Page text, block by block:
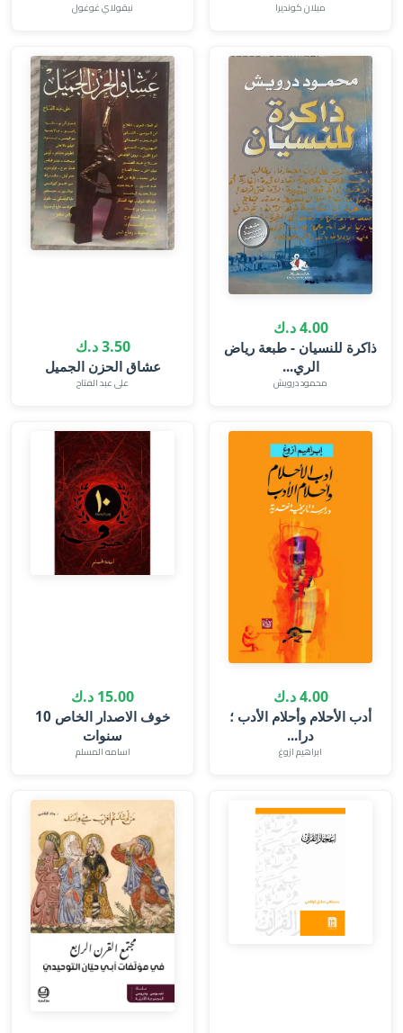
ميلان كونديرا نيقولاي غوغول
4.00 د.ك
ذاكرة للنسيان - طبعة رياض
الري...
محمود درويش
3.50 د.ك
عشاق الحزن الجميل
على عبد الفتاح
4.00 د.ك
أدب الأحلام وأحلام الأدب ؛
درا...
ابراهيم ازوغ
15.00 د.ك
خوف الاصدار الخاص 10
سنوات
اسامه المسلم